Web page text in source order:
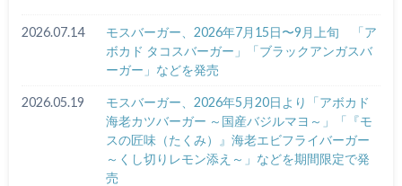
2026.07.14
モスバーガー、2026年7月15日〜9月上旬 「ア
ボカド タコスバーガー」「ブラックアンガスバ
ーガー」などを発売
2026.05.19
モスバーガー、2026年5月20日より「アボカド
海老カツバーガー ～国産バジルマヨ～」「『モ
スの匠味（たくみ）』海老エビフライバーガー
～くし切りレモン添え～」などを期間限定で発
売